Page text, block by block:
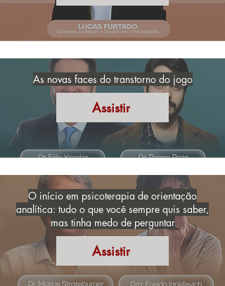
As novas faces do transtorno do jogo
Assistir
O início em psicoterapia de orientação
analítica: tudo o que você sempre quis saber,
mas tinha medo de perguntar
Assistir